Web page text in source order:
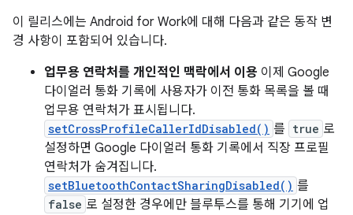
이 릴리스에는 Android for Work에 대해 다음과 같은 동작 변
경 사항이 포함되어 있습니다.
업무용 연락처를 개인적인 맥락에서 이용 이제 Google
다이얼러 통화 기록에 사용자가 이전 통화 목록을 볼 때
업무용 연락처가 표시됩니다.
setCrossProfileCallerIdDisabled() 를 true 로
설정하면 Google 다이얼러 통화 기록에서 직장 프로필
연락처가 숨겨집니다.
setBluetoothContactSharingDisabled() 를
false 로 설정한 경우에만 블루투스를 통해 기기에 업